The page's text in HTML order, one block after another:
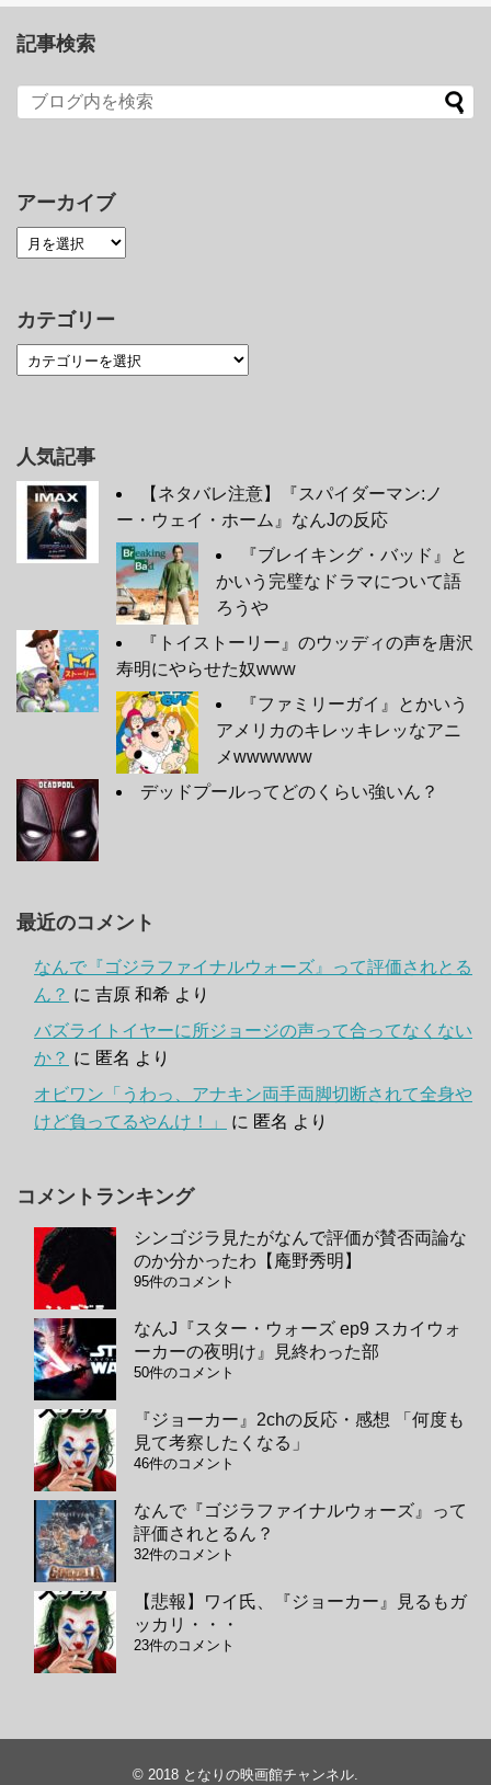
記事検索
アーカイブ
カテゴリー
人気記事
【ネタバレ注意】『スパイダーマン:ノ
ー・ウェイ・ホーム』なんJの反応
『ブレイキング・バッド』と
かいう完璧なドラマについて語
ろうや
『トイストーリー』のウッディの声を唐沢
寿明にやらせた奴www
『ファミリーガイ』とかいう
アメリカのキレッキレッなアニ
メwwwwww
デッドプールってどのくらい強いん？
最近のコメント
なんで『ゴジラファイナルウォーズ』って評価されとる
ん？ に 吉原 和希 より
バズライトイヤーに所ジョージの声って合ってなくない
か？ に 匿名 より
オビワン「うわっ、アナキン両手両脚切断されて全身や
けど負ってるやんけ！」
に 匿名 より
コメントランキング
シンゴジラ見たがなんで評価が賛否両論な
のか分かったわ【庵野秀明】
95件のコメント
なんJ『スター・ウォーズ ep9 スカイウォ
ーカーの夜明け』見終わった部
50件のコメント
『ジョーカー』2chの反応・感想 「何度も
見て考察したくなる」
46件のコメント
なんで『ゴジラファイナルウォーズ』って
評価されとるん？
32件のコメント
【悲報】ワイ氏、『ジョーカー』見るもガ
ッカリ・・・
23件のコメント
© 2018 となりの映画館チャンネル.